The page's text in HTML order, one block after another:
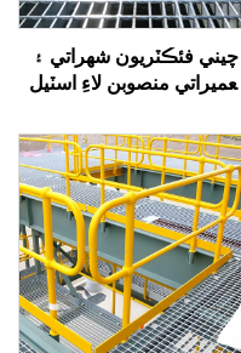
چيني فئڪٽريون شهراتي ۽
تعميراتي منصوبن لاءِ اسٽيل
ٿيون، جيڪي غير سلِپ،
مزاحم، انسٽال ڪرڻ ۾
آسان، ۽ سائيز ۾ ڪسٽمائيز
ايبل آهن